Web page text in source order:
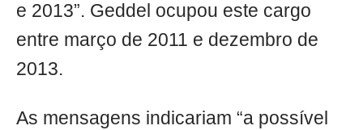
e 2013”. Geddel ocupou este cargo
entre março de 2011 e dezembro de
2013.
As mensagens indicariam “a possível